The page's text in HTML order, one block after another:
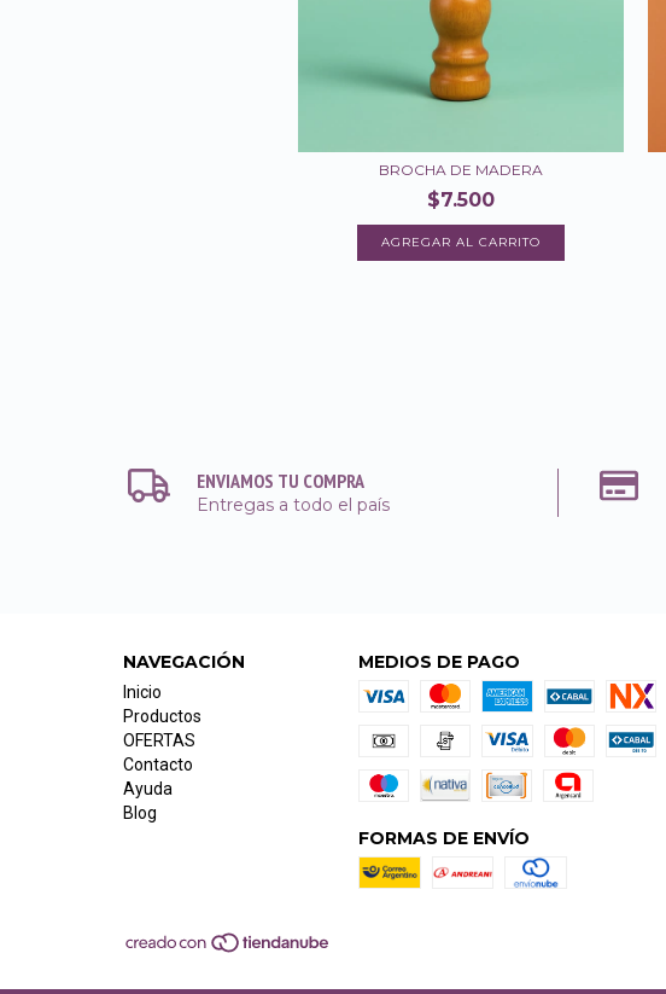
BROCHA DE MADERA
$7.500
ENVIAMOS TU COMPRA
Entregas a todo el país
NAVEGACIÓN
Inicio
Productos
OFERTAS
Contacto
Ayuda
Blog
MEDIOS DE PAGO
FORMAS DE ENVÍO